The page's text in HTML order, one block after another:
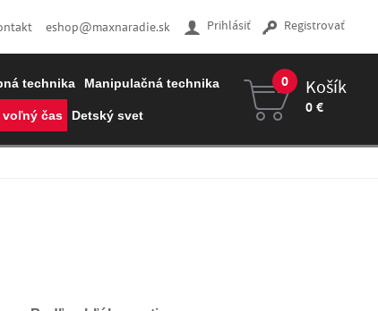
eshop@maxnaradie.sk Prihlásiť Registrovať
0 Košík
0 €
technika Manipulačná technika
voľný čas Detský svet